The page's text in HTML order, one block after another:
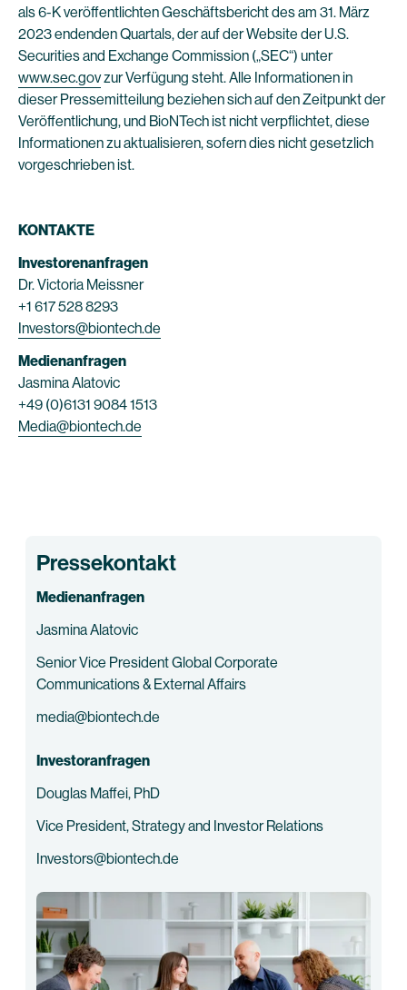
als 6-K veröffentlichten Geschäftsbericht des am 31. März
2023 endenden Quartals, der auf der Website der U.S.
Securities and Exchange Commission („SEC“) unter
www.sec.govzur Verfügung steht. Alle Informationen in
dieser Pressemitteilung beziehen sich auf den Zeitpunkt der
Veröffentlichung, und BioNTech ist nicht verpflichtet, diese
Informationen zu aktualisieren, sofern dies nicht gesetzlich
vorgeschrieben ist.
KONTAKTE
Investorenanfragen
Dr. Victoria Meissner
+1 617 528 8293
Investors@biontech.de
Medienanfragen
Jasmina Alatovic
+49 (0)6131 9084 1513
Media@biontech.de
Pressekontakt
Medienanfragen
Jasmina Alatovic
Senior Vice President Global Corporate
Communications & External Affairs
media@biontech.de
Investoranfragen
Douglas Maffei, PhD
Vice President, Strategy and Investor Relations
Investors@biontech.de